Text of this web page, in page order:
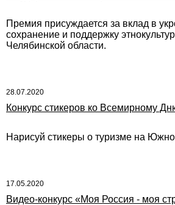
Премия присуждается за вклад в
сохранение и поддержку
Челябинской области.
28.07.2020
Конкурс стикеров ко Всемирному
Нарисуй стикеры о туризме на
17.05.2020
Видео-конкурс «Моя Россия - моя